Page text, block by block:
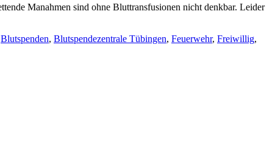
Manahmen sind ohne Bluttransfusionen nicht denkbar. Leider
Blutspenden, Blutspendezentrale Tübingen, Feuerwehr, Freiwillig,